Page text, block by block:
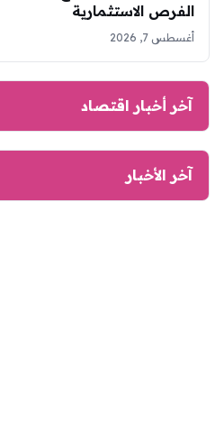
الفرص الاستثمارية
أغسطس 7, 2026
آخر أخبار اقتصاد
آخر الأخبار